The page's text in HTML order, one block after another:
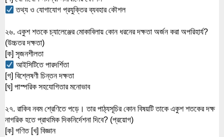
তথ্য ও যোগাযোগ প্রযুক্তির ব্যবহার কৌশল
২৬. একুশ শতকে চ্যালেঞ্জের মোকাবিলায় কোন ধরনের দক্ষতা অর্জন করা অপরিহার্য?
(উচ্চতর দক্ষতা)
[ক] সৃজনশীলতা
আইসিটিতে পারদর্শিতা
[গ] বিশ্লেষণী চিন্তন দক্ষতা
[ঘ] পাস্পরিক সহযোগিতার মনোভাব
২৭. রাকিব নবম শ্রেণিতে পড়ে। তার পাঠ্যসূচির কোন বিষয়টি তাকে একুশ শতকের দক্ষ
নাগরিক হতে প্রাথমিক দিকনির্দেশনা দিবে? (প্রয়োগ)
[ক] গণিত [খ] বিজ্ঞান